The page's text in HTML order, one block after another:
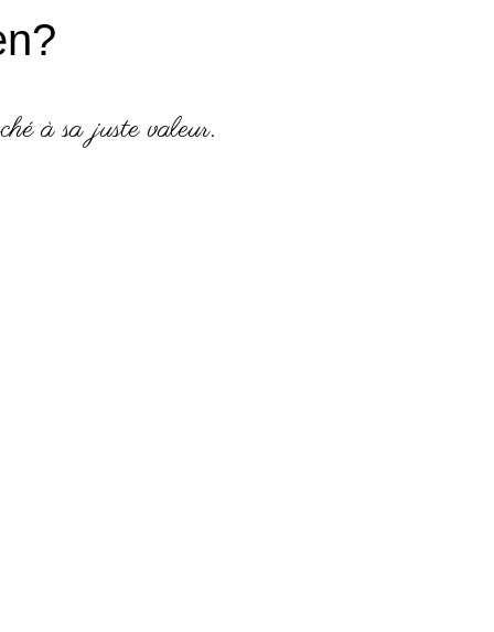
à sa juste valeur.